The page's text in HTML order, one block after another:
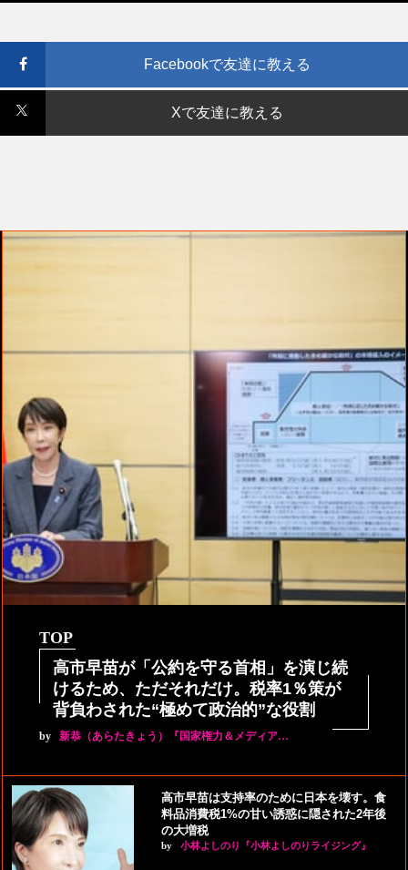
Facebookで友達に教える
Xで友達に教える
TOP
高市早苗が「公約を守る首相」を演じ続
けるため、ただそれだけ。税率1％策が
背負わされた“極めて政治的”な役割
by 新恭（あらたきょう）『国家権力＆メディア…
高市早苗は支持率のために日本を壊す。食
料品消費税1%の甘い誘惑に隠された2年後
の大増税
by 小林よしのり『小林よしのりライジング』